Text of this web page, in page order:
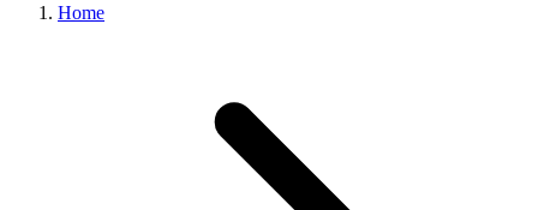
Home